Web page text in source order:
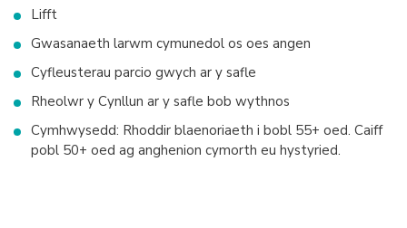
Lifft
Gwasanaeth larwm cymunedol os oes angen
Cyfleusterau parcio gwych ar y safle
Rheolwr y Cynllun ar y safle bob wythnos
Cymhwysedd: Rhoddir blaenoriaeth i bobl 55+ oed. Caiff
pobl 50+ oed ag anghenion cymorth eu hystyried.